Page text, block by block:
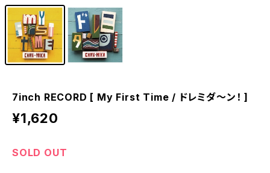
7inch RECORD [ My First Time / ドレミダ〜ン！ ]
¥1,620
SOLD OUT